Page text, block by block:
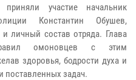
участие начальник
Константин Обушев,
и личный состав отряда. Глава
омоновцев с этим
здоровья, бодрости духа и
задач.